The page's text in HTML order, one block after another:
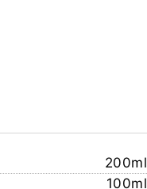
200ml
100ml